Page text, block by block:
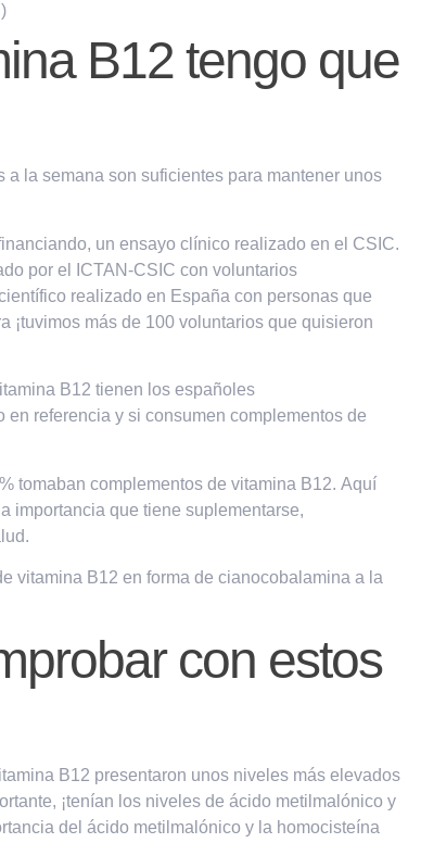
B12 tengo que
a la semana son suficientes para mantener unos
un ensayo clínico realizado en el CSIC.
por el ICTAN-CSIC con voluntarios
realizado en España con personas que
¡tuvimos más de 100 voluntarios que quisieron
B12 tienen los españoles
referencia y si consumen complementos de
tomaban complementos de vitamina B12. Aquí
importancia que tiene suplementarse,
vitamina B12 en forma de cianocobalamina a la
con estos
B12 presentaron unos niveles más elevados
¡tenían los niveles de ácido metilmalónico y
del ácido metilmalónico y la homocisteína